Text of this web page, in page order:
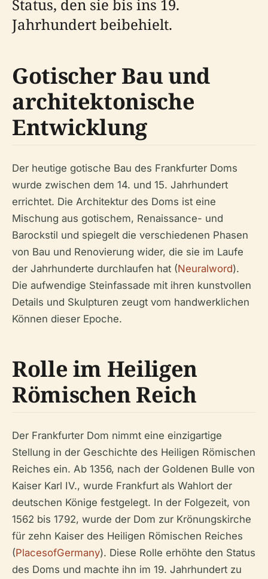
Status, den sie bis ins 19.
Jahrhundert beibehielt.
Gotischer Bau und
architektonische
Entwicklung
Der heutige gotische Bau des Frankfurter Doms
wurde zwischen dem 14. und 15. Jahrhundert
errichtet. Die Architektur des Doms ist eine
Mischung aus gotischem, Renaissance- und
Barockstil und spiegelt die verschiedenen Phasen
von Bau und Renovierung wider, die sie im Laufe
der Jahrhunderte durchlaufen hat (Neuralword).
Die aufwendige Steinfassade mit ihren kunstvollen
Details und Skulpturen zeugt vom handwerklichen
Können dieser Epoche.
Rolle im Heiligen
Römischen Reich
Der Frankfurter Dom nimmt eine einzigartige
Stellung in der Geschichte des Heiligen Römischen
Reiches ein. Ab 1356, nach der Goldenen Bulle von
Kaiser Karl IV., wurde Frankfurt als Wahlort der
deutschen Könige festgelegt. In der Folgezeit, von
1562 bis 1792, wurde der Dom zur Krönungskirche
für zehn Kaiser des Heiligen Römischen Reiches
(PlacesofGermany). Diese Rolle erhöhte den Status
des Doms und machte ihn im 19. Jahrhundert zu